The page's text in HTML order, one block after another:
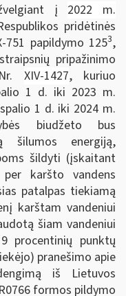
į 2022 m.
pridėtinės
papildymo 1253,
straipsnių pripažinimo
XIV-1427, kuriuo
1 d. iki 2023 m.
1 d. iki 2024 m.
biudžeto bus
šilumos energiją,
šildyti (įskaitant
karšto vandens
patalpas tiekiamą
karštam vandeniui
šiam vandeniui
procentinių punktų
pranešimo apie
iš Lietuvos
formos pildymo